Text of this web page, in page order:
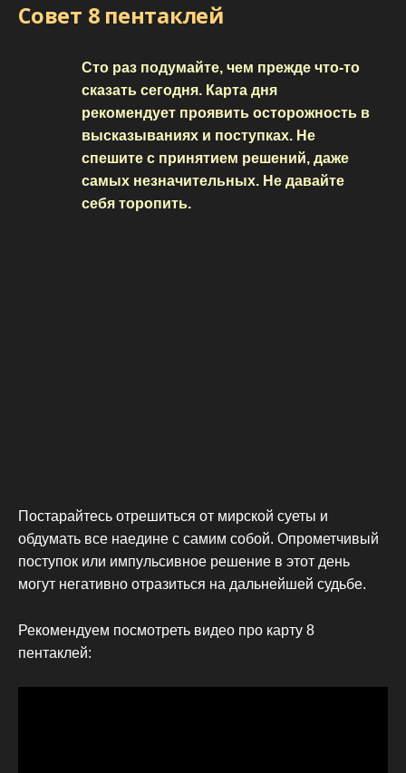
Совет 8 пентаклей
Сто раз подумайте, чем прежде что-то
сказать сегодня. Карта дня
рекомендует проявить осторожность в
высказываниях и поступках. Не
спешите с принятием решений, даже
самых незначительных. Не давайте
себя торопить.
Постарайтесь отрешиться от мирской суеты и
обдумать все наедине с самим собой. Опрометчивый
поступок или импульсивное решение в этот день
могут негативно отразиться на дальнейшей судьбе.
Рекомендуем посмотреть видео про карту 8
пентаклей: